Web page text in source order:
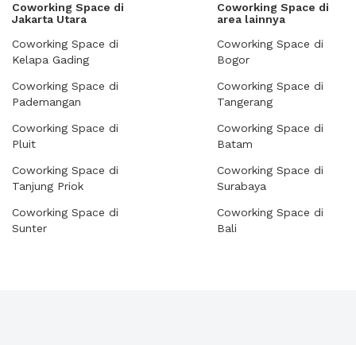
Coworking Space di
Jakarta Utara
Coworking Space di
Kelapa Gading
Coworking Space di
Pademangan
Coworking Space di
Pluit
Coworking Space di
Tanjung Priok
Coworking Space di
Sunter
Coworking Space di
area lainnya
Coworking Space di
Bogor
Coworking Space di
Tangerang
Coworking Space di
Batam
Coworking Space di
Surabaya
Coworking Space di
Bali